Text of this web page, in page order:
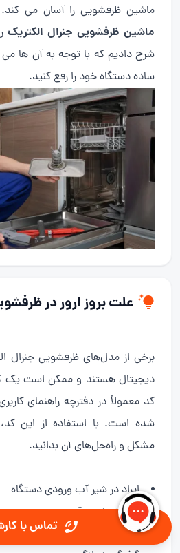
ماشین ظرفشویی را آسان می کند.
ماشین ظرفشویی جنرال الکتریک
شرح دادیم که با توجه به آن ها
ساده دستگاه خود را رفع کنید.
علت بروز ارور در
برخی از مدل‌های ظرفشویی جنرال
دیجیتال هستند و ممکن است یک
کد معمولاً در دفترچه راهنمای
شده است. با استفاده از این کد،
مشکل و راه‌حل‌های آن بدانید.
ایراد در شیر آب ورودی دستگاه
ایراد در شیر برقی
ایراد سنسور بررسی سطح آب
تماس با